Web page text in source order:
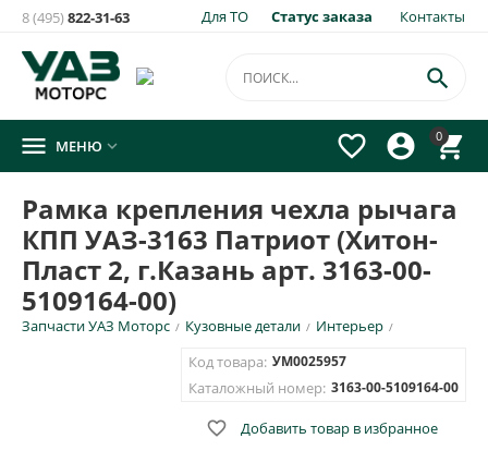
Для ТО Статус заказа Контакты
8 (495)822-31-63
0




 МЕНЮ 
Рамка крепления чехла рычага
КПП УАЗ-3163 Патриот (Хитон-
Пласт 2, г.Казань арт. 3163-00-
5109164-00)
Запчасти УАЗ Моторс / Кузовные детали / Интерьер /
Код товара: УМ0025957
Каталожный номер: 3163-00-5109164-00
 Добавить товар в избранное
Уведомить о появлении на складе
товара:
×
Рамка крепления чехла рычага КПП УАЗ-3163 Патриот
(Хитон-Пласт 2, г.Казань арт. 3163-00-5109164-00)
E-mail для уведомления письмом
Номер телефона для SMS уведомления